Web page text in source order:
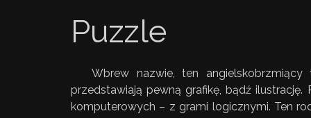
Puzzle
Wbrew nazwie, ten
przedstawiają pewną grafikę, bądź
komputerowych – z grami logicznymi. Ten